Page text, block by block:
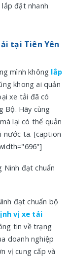
đặt nhanh
tại Tiên Yên
mình không lắp
khong ai quản
xe tải đã có
Bộ. Hãy cùng
lại có thể quản
nước ta. [caption
đạt chuẩn bộ
vị xe tải
tin về trạng
doanh nghiệp
vị cung cấp và